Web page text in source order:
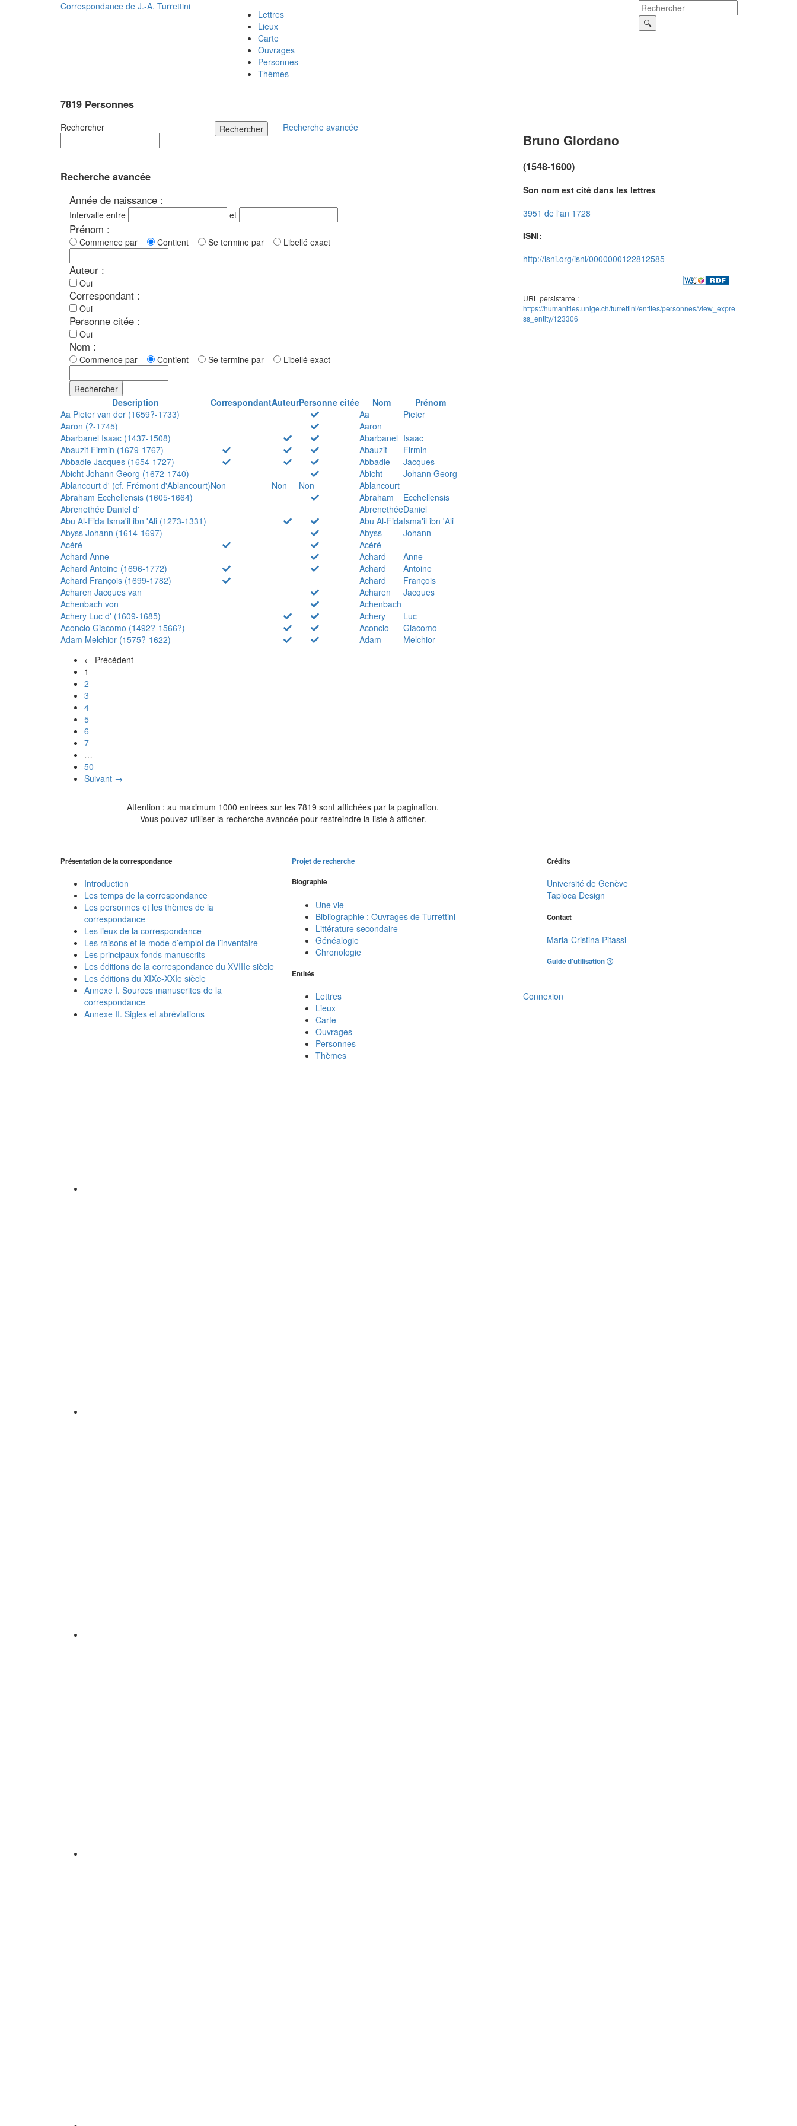
Correspondance de J.-A. Turrettini
Lettres
Lieux
Carte
Ouvrages
Personnes
Thèmes
7819 Personnes
Rechercher Rechercher Recherche avancée
Recherche avancée
Année de naissance :
Intervalle entre et
Prénom :
Commence par Contient Se termine par Libellé exact
Auteur :
Oui
Correspondant :
Oui
Personne citée :
Oui
Nom :
Commence par Contient Se termine par Libellé exact
Rechercher
Description
CorrespondantAuteurPersonne citée Nom
Prénom
Aa Pieter van der (1659?-1733)
Aa
Pieter
Aaron (?-1745)
Aaron
Abarbanel Isaac (1437-1508)
Abarbanel Isaac
Abauzit Firmin (1679-1767)
Abauzit
Firmin
Abbadie Jacques (1654-1727)
Abbadie
Jacques
Abicht Johann Georg (1672-1740)
Abicht
Johann Georg
Ablancourt d' (cf. Frémont d'Ablancourt)Non Non Non
Ablancourt
Abraham Ecchellensis (1605-1664)
Abraham
Ecchellensis
Abrenethée Daniel d'
AbrenethéeDaniel
Abu Al-Fida Isma'il ibn 'Ali (1273-1331)
Abu Al-FidaIsma'il ibn 'Ali
Abyss Johann (1614-1697)
Abyss
Johann
Acéré
Acéré
Achard Anne
Achard
Anne
Achard Antoine (1696-1772)
Achard
Antoine
Achard François (1699-1782)
Achard
François
Acharen Jacques van
Acharen
Jacques
Achenbach von
Achenbach
Achery Luc d' (1609-1685)
Achery
Luc
Aconcio Giacomo (1492?-1566?)
Aconcio
Giacomo
Adam Melchior (1575?-1622)
Adam
Melchior
← Précédent
1
2
3
4
5
6
7
…
50
Suivant →
Attention : au maximum 1000 entrées sur les 7819 sont affichées par la pagination.
Vous pouvez utiliser la recherche avancée pour restreindre la liste à afficher.
Bruno Giordano
(1548-1600)
Son nom est cité dans les lettres
3951 de l'an 1728
ISNI:
http://isni.org/isni/0000000122812585
URL persistante :
https://humanities.unige.ch/turrettini/entites/personnes/view_expre
ss_entity/123306
Présentation de la correspondance
Introduction
Les temps de la correspondance
Les personnes et les thèmes de la
correspondance
Les lieux de la correspondance
Les raisons et le mode d’emploi de l’inventaire
Les principaux fonds manuscrits
Les éditions de la correspondance du XVIIIe siècle
Les éditions du XIXe-XXIe siècle
Annexe I. Sources manuscrites de la
correspondance
Annexe II. Sigles et abréviations
Projet de recherche
Biographie
Une vie
Bibliographie : Ouvrages de Turrettini
Littérature secondaire
Généalogie
Chronologie
Entités
Lettres
Lieux
Carte
Ouvrages
Personnes
Thèmes
Crédits
Université de Genève
Tapioca Design
Contact
Maria-Cristina Pitassi
Guide d'utilisation
Connexion